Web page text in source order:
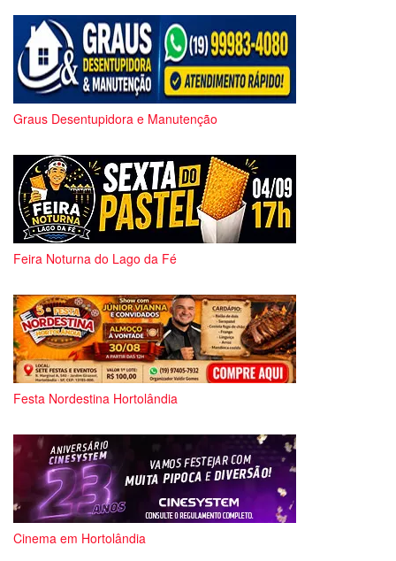
Graus Desentupidora e Manutenção
Feira Noturna do Lago da Fé
Festa Nordestina Hortolândia
Cinema em Hortolândia